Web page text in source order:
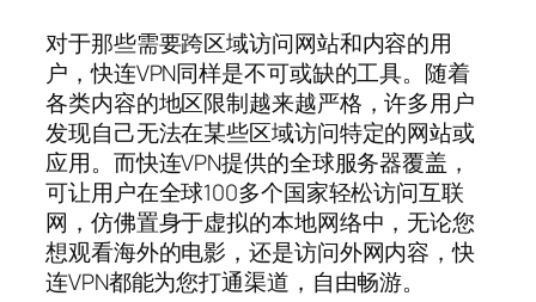
对于那些需要跨区域访问网站和内容的用
户，快连VPN同样是不可或缺的工具。随着
各类内容的地区限制越来越严格，许多用户
发现自己无法在某些区域访问特定的网站或
应用。而快连VPN提供的全球服务器覆盖，
可让用户在全球100多个国家轻松访问互联
网，仿佛置身于虚拟的本地网络中，无论您
想观看海外的电影，还是访问外网内容，快
连VPN都能为您打通渠道，自由畅游。